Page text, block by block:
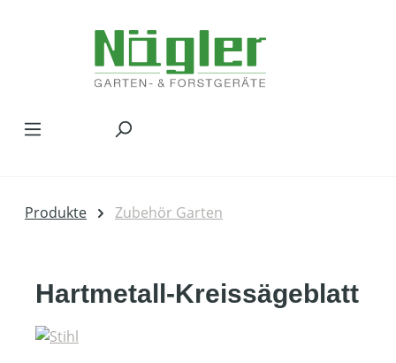
Produkte Zubehör Garten
Hartmetall-Kreissägeblatt